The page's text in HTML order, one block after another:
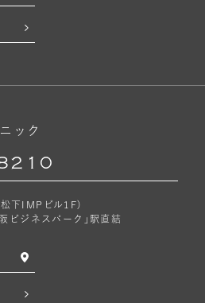
ック
下IMPビル1F）
ビジネスパーク」駅直結